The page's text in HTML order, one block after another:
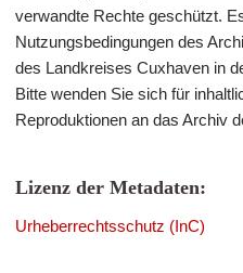
verwandte Rechte geschützt.
Nutzungsbedingungen des
des Landkreises Cuxhaven in
Bitte wenden Sie sich für
Reproduktionen an das Archiv
Lizenz der Metadaten:
Urheberrechtsschutz (InC)